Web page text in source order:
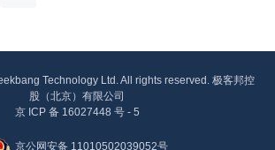
Technology Ltd. All rights reserved. 极客邦控
股（北京）有限公司
京 ICP 备 16027448 号 - 5
京公网安备 11010502039052号